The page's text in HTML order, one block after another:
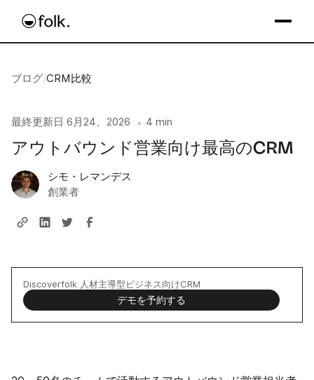
ブログ/CRM比較
最終更新日 6月24、2026 • 4 min
アウトバウンド営業向け最高のCRM
シモ・レマンデス
創業者
Discoverfolk 人材主導型ビジネス向けCRM
デモを予約する